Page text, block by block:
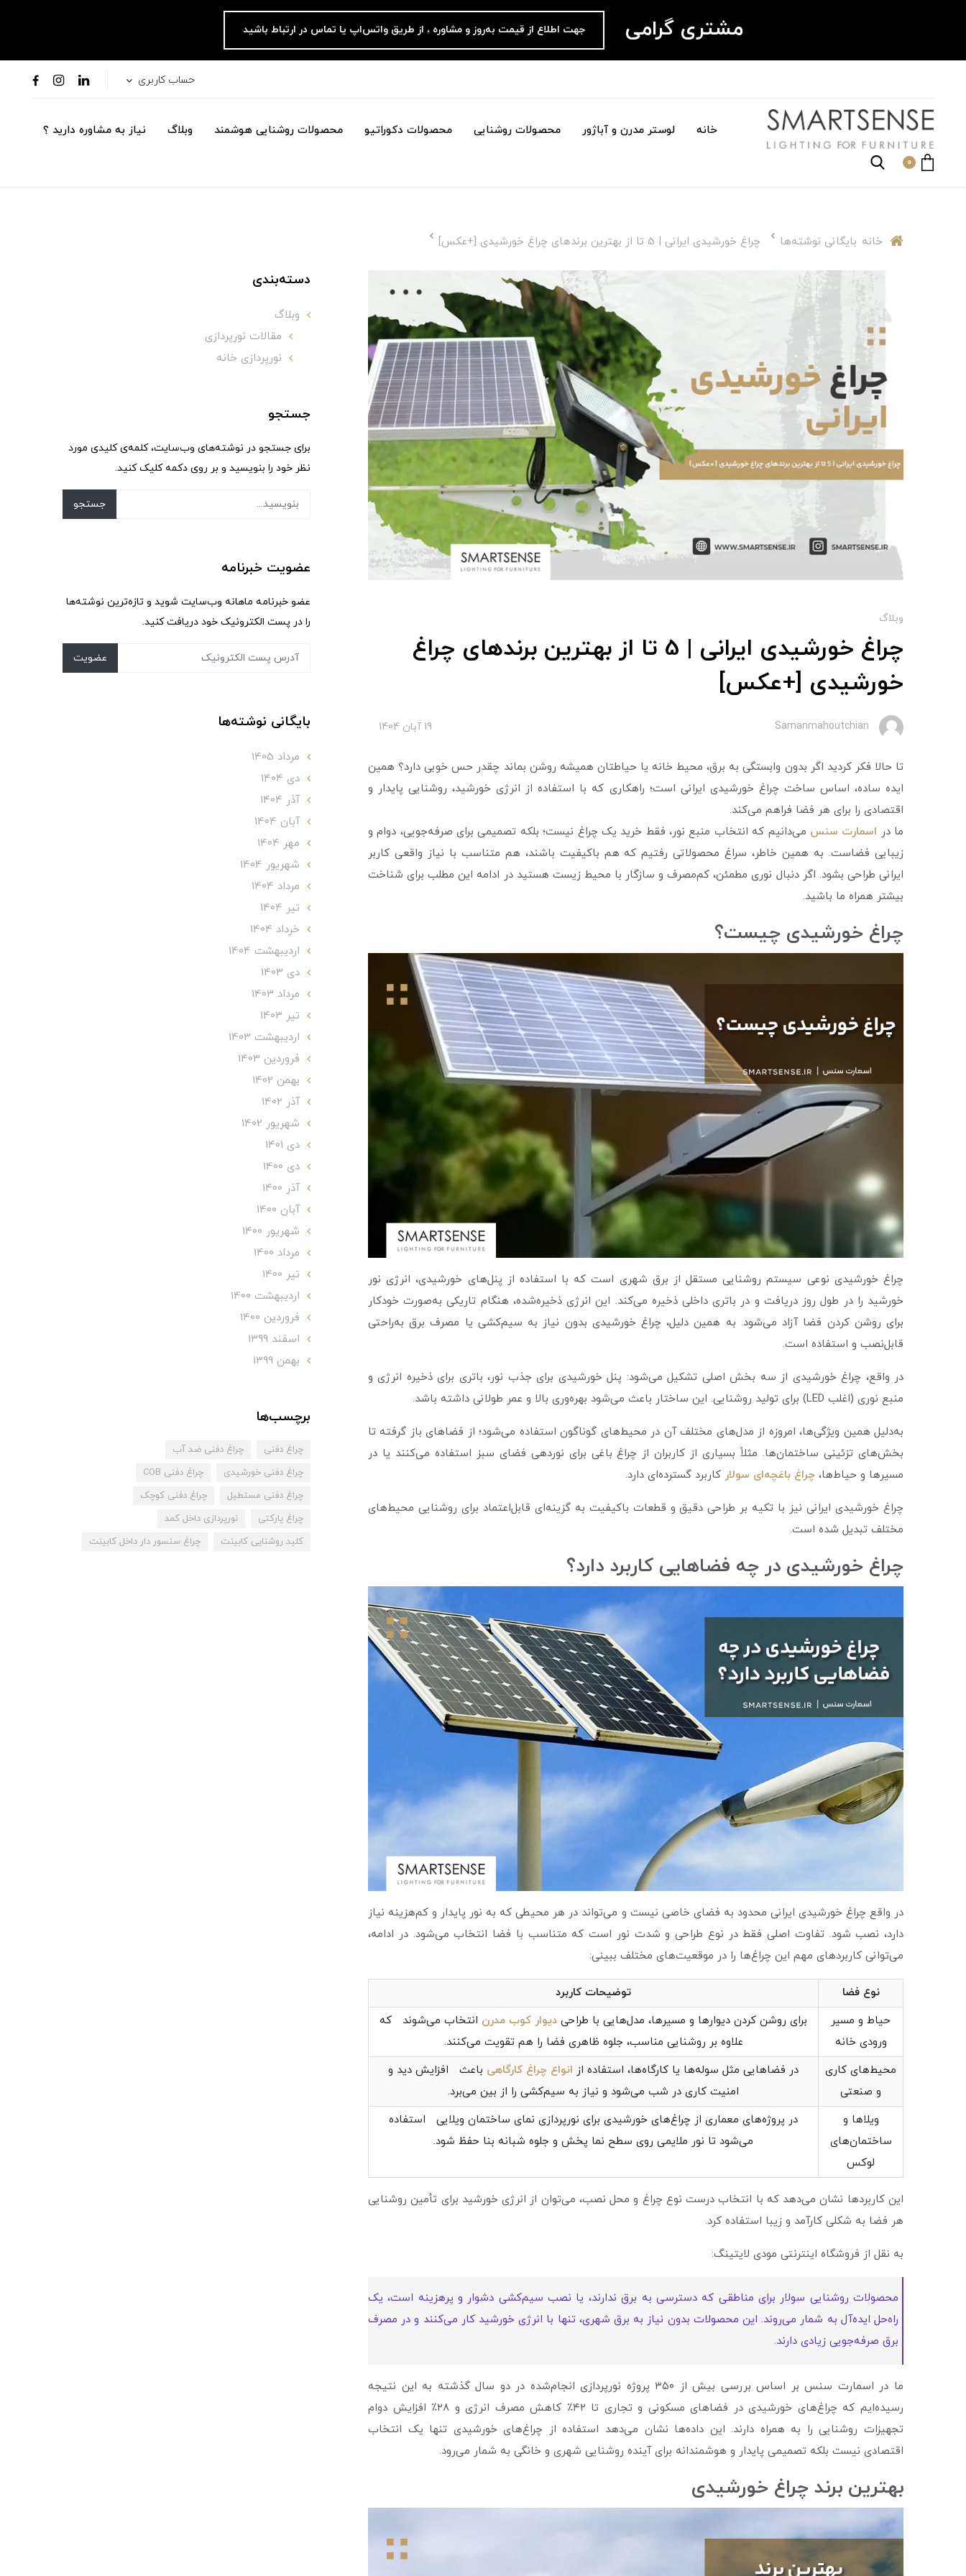
مشتری گرامی جهت اطلاع از قیمت به‌روز و مشاوره ، از طریق واتس‌اپ یا تماس در ارتباط باشید
حساب کاربری
خانه لوستر مدرن و آباژور محصولات روشنایی محصولات دکوراتیو محصولات روشنایی هوشمند وبلاگ نیاز به مشاوره دارید ؟
0
خانه بایگانی نوشته‌ها چراغ خورشیدی ایرانی | 5 تا از بهترين برندهای چراغ خورشيدى [+عکس]
وبلاگ
چراغ خورشیدی ایرانی | 5 تا از بهترين برندهای چراغ
خورشيدى [+عکس]
Samanmahoutchian 19 آبان 1404
تا حالا فکر کردید اگر بدون وابستگی به برق، محیط خانه یا حیاطتان همیشه روشن بماند چقدر حس خوبی دارد؟ همین
ایده ساده، اساس ساخت چراغ خورشیدی ایرانی‌ است؛ راهکاری که با استفاده از انرژی خورشید، روشنایی پایدار و
اقتصادی را برای هر فضا فراهم می‌کند.
ما در اسمارت سنس می‌دانیم که انتخاب منبع نور، فقط خرید یک چراغ نیست؛ بلکه تصمیمی برای صرفه‌جویی، دوام و
زیبایی فضاست. به همین خاطر، سراغ محصولاتی رفتیم که هم باکیفیت باشند، هم متناسب با نیاز واقعی کاربر
ایرانی طراحی بشود. اگر دنبال نوری مطمئن، کم‌مصرف و سازگار با محیط ‌زیست هستید در ادامه این مطلب برای شناخت
بیشتر همراه ما باشید.
چراغ خورشيدى چیست؟
چراغ خورشیدی نوعی سیستم روشنایی مستقل از برق شهری است که با استفاده از پنل‌های خورشیدی، انرژی نور
خورشید را در طول روز دریافت و در باتری داخلی ذخیره می‌کند. این انرژی ذخیره‌شده، هنگام تاریکی به‌صورت خودکار
برای روشن کردن فضا آزاد می‌شود. به همین دلیل، چراغ خورشیدی بدون نیاز به سیم‌کشی یا مصرف برق به‌راحتی
قابل‌نصب و استفاده است.
در واقع، چراغ خورشیدی از سه بخش اصلی تشکیل می‌شود: پنل خورشیدی برای جذب نور، باتری برای ذخیره انرژی و
منبع نوری (اغلب LED) برای تولید روشنایی. این ساختار باعث می‌شود بهره‌وری بالا و عمر طولانی داشته باشد.
به‌دلیل همین ویژگی‌ها، امروزه از مدل‌های مختلف آن در محیط‌های گوناگون استفاده می‌شود؛ از فضاهای باز گرفته تا
بخش‌های تزئینی ساختمان‌ها. مثلاً بسیاری از کاربران از چراغ باغی برای نوردهی فضای سبز استفاده می‌کنند یا در
مسیرها و حیاط‌ها، چراغ باغچه‌ای سولار کاربرد گسترده‌ای دارد.
چراغ خورشیدی ایرانی نیز با تکیه بر طراحی دقیق و قطعات باکیفیت به گزینه‌ای قابل‌اعتماد برای روشنایی محیط‌های
مختلف تبدیل شده است.
چراغ خورشيدى در چه فضاهایی کاربرد دارد؟
در واقع چراغ خورشیدی ایرانی محدود به فضای خاصی نیست و می‌تواند در هر محیطی که به نور پایدار و کم‌هزینه نیاز
دارد، نصب شود. تفاوت اصلی فقط در نوع طراحی و شدت نور است که متناسب با فضا انتخاب می‌شود. در ادامه،
می‌توانی کاربردهای مهم این چراغ‌ها را در موقعیت‌های مختلف ببینی:
نوع فضا
توضیحات کاربرد
حیاط و مسیر
ورودی خانه
برای روشن کردن دیوارها و مسیرها، مدل‌هایی با طراحی دیوار کوب مدرن انتخاب می‌شوند که
علاوه بر روشنایی مناسب، جلوه ظاهری فضا را هم تقویت می‌کنند.
محیط‌های کاری
و صنعتی
در فضاهایی مثل سوله‌ها یا کارگاه‌ها، استفاده از انواع چراغ کارگاهی باعث افزایش دید و
امنیت کاری در شب می‌شود و نیاز به سیم‌کشی را از بین می‌برد.
ویلاها و
ساختمان‌های
لوکس
در پروژه‌های معماری از چراغ‌های خورشیدی برای نورپردازی نمای ساختمان ویلایی استفاده
می‌شود تا نور ملایمی روی سطح نما پخش و جلوه شبانه بنا حفظ شود.
این کاربردها نشان می‌دهد که با انتخاب درست نوع چراغ و محل نصب، می‌توان از انرژی خورشید برای تأمین روشنایی
هر فضا به شکلی کارآمد و زیبا استفاده کرد.
به نقل از فروشگاه اینترنتی مودی لایتینگ:
محصولات روشنایی سولار برای مناطقی که دسترسی به برق ندارند، یا نصب سیم‌کشی دشوار و پرهزینه است، یک
راه‌حل ایده‌آل به شمار می‌روند. این محصولات بدون نیاز به برق شهری، تنها با انرژی خورشید کار می‌کنند و در مصرف
برق صرفه‌جویی زیادی دارند.
ما در اسمارت سنس بر اساس بررسی بیش از ۳۵۰ پروژه نورپردازی انجام‌شده در دو سال گذشته به این نتیجه
رسیده‌ایم که چراغ‌های خورشیدی در فضاهای مسکونی و تجاری تا ۴۲٪ کاهش مصرف انرژی و ۲۸٪ افزایش دوام
تجهیزات روشنایی را به همراه دارند. این داده‌ها نشان می‌دهد استفاده از چراغ‌های خورشیدی تنها یک انتخاب
اقتصادی نیست بلکه تصمیمی پایدار و هوشمندانه برای آینده روشنایی شهری و خانگی به شمار می‌رود.
بهترين برند چراغ خورشيدى
دسته‌بندی
وبلاگ
مقالات نورپردازی
نورپردازی خانه
جستجو
برای جستجو در نوشته‌های وب‌سایت، کلمه‌ی کلیدی مورد
نظر خود را بنویسید و بر روی دکمه کلیک کنید.
جستجو
عضویت خبرنامه
عضو خبرنامه ماهانه وب‌سایت شوید و تازه‌ترین نوشته‌ها
را در پست الکترونیک خود دریافت کنید.
عضویت
بایگانی نوشته‌ها
مرداد 1405
دی 1404
آذر 1404
آبان 1404
مهر 1404
شهریور 1404
مرداد 1404
تير 1404
خرداد 1404
ارديبهشت 1404
دی 1403
مرداد 1403
تير 1403
ارديبهشت 1403
فروردین 1403
بهمن 1402
آذر 1402
شهریور 1402
دی 1401
دی 1400
آذر 1400
آبان 1400
شهریور 1400
مرداد 1400
تير 1400
ارديبهشت 1400
فروردین 1400
اسفند 1399
بهمن 1399
برچسب‌ها
چراغ دفنی
چراغ دفنی ضد آب
چراغ دفنی خورشیدی
چراغ دفنی COB
چراغ دفنی مستطیل
چراغ دفنی کوچک
چراغ پارکتی
نورپردازی داخل کمد
کلید روشنایی کابینت
چراغ سنسور دار داخل کابینت